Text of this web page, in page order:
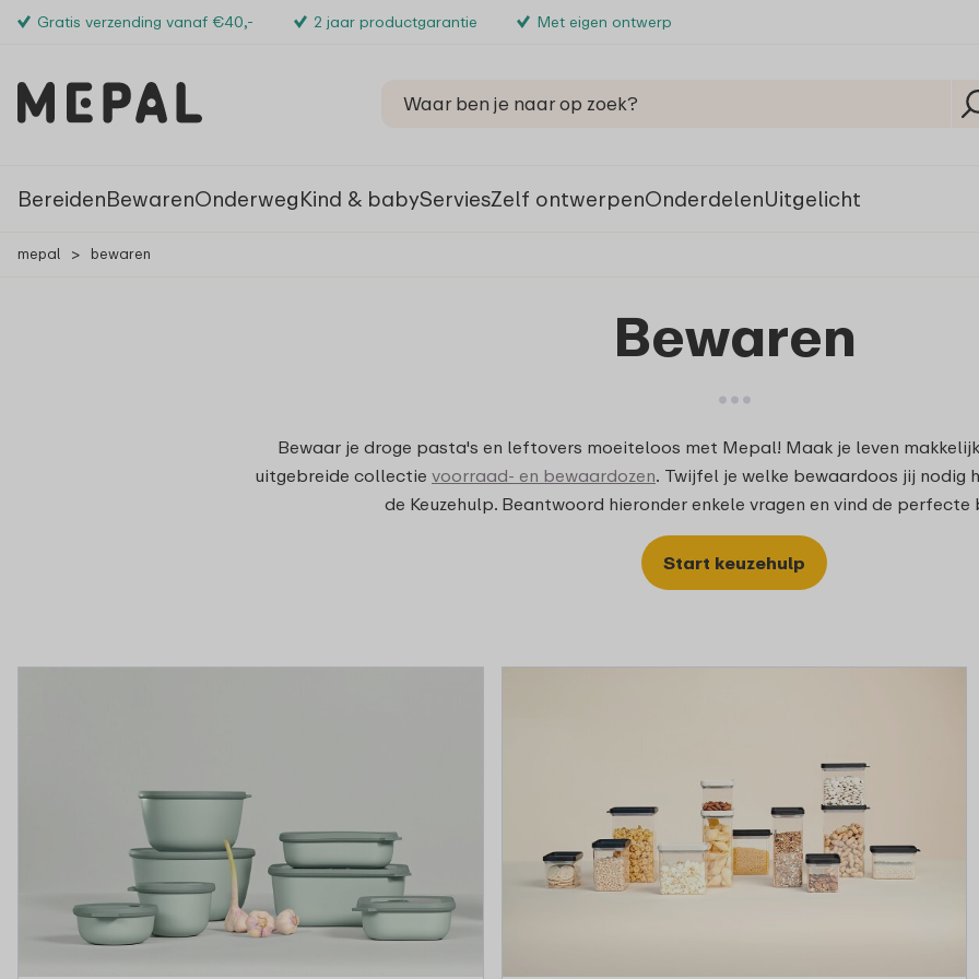
Gratis verzending vanaf €40,- 2 jaar productgarantie Met eigen ontwerp
BereidenBewarenOnderwegKind & babyServiesZelf ontwerpenOnderdelenUitgelicht
mepal > bewaren
Bewaren
Bewaar je droge pasta's en leftovers moeiteloos met Mepal! Maak je leven
uitgebreide collectie voorraad- en bewaardozen. Twijfel je welke bewaardoos jij nodig
de Keuzehulp. Beantwoord hieronder enkele vragen en vind de
Start keuzehulp